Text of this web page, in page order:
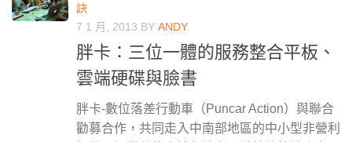
訣
7 1 月, 2013 BY ANDY
胖卡：三位一體的服務整合平板、
雲端硬碟與臉書
胖卡-數位落差行動車（Puncar Action）與聯合
勸募合作，共同走入中南部地區的中小型非營利